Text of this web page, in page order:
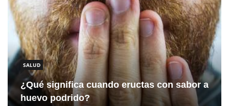
SALUD
¿Qué significa cuando eructas con sabor a
huevo podrido?